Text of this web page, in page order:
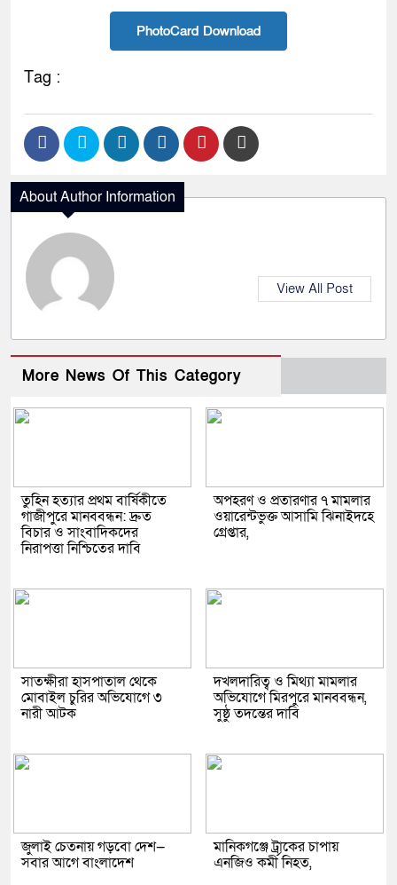
PhotoCard Download
Tag :
About Author Information
View All Post
More News Of This Category
তুহিন হত্যার প্রথম বার্ষিকীতে
গাজীপুরে মানববন্ধন: দ্রুত
বিচার ও সাংবাদিকদের
নিরাপত্তা নিশ্চিতের দাবি
অপহরণ ও প্রতারণার ৭ মামলার
ওয়ারেন্টভুক্ত আসামি ঝিনাইদহে
গ্রেপ্তার,
সাতক্ষীরা হাসপাতাল থেকে
মোবাইল চুরির অভিযোগে ৩
নারী আটক
দখলদারিত্ব ও মিথ্যা মামলার
অভিযোগে মিরপুরে মানববন্ধন,
সুষ্ঠু তদন্তের দাবি
জুলাই চেতনায় গড়বো দেশ—
সবার আগে বাংলাদেশ
মানিকগঞ্জে ট্রাকের চাপায়
এনজিও কর্মী নিহত,